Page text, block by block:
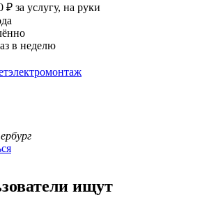
₽ за услугу, на руки
в неделю
ищут